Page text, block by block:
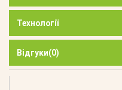
Технології
Відгуки(0)